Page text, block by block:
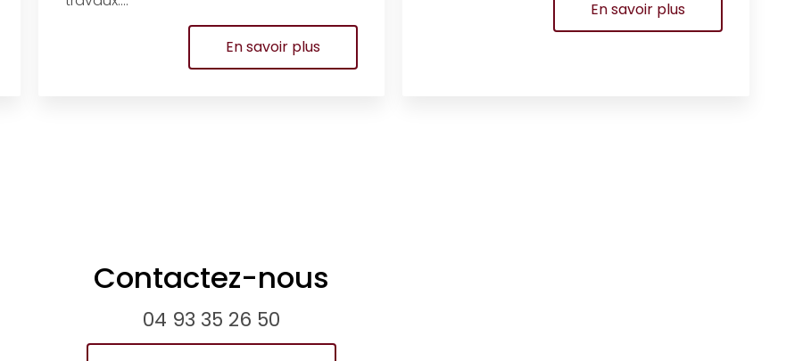
En savoir plus
En savoir plus
Contactez-nous
04 93 35 26 50